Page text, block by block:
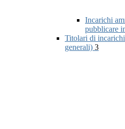
Incarichi
pubblicare
Titolari di
generali) 3